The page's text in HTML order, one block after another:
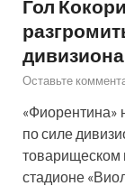
Гол
Оставьте
«Фиорентина»
по силе
товарищеском
стадионе